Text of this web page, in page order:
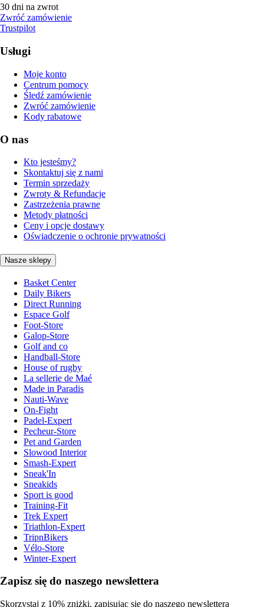
30 dni na zwrot
Zwróć zamówienie
Trustpilot
Usługi
Moje konto
Centrum pomocy
Śledź zamówienie
Zwróć zamówienie
Kody rabatowe
O nas
Kto jesteśmy?
Skontaktuj się z nami
Termin sprzedaży
Zwroty & Refundacje
Zastrzeżenia prawne
Metody płatności
Ceny i opcje dostawy
Oświadczenie o ochronie prywatności
Nasze sklepy
Basket Center
Daily Bikers
Direct Running
Espace Golf
Foot-Store
Galop-Store
Golf and co
Handball-Store
House of rugby
La sellerie de Maé
Made in Paradis
Nauti-Wave
On-Fight
Padel-Expert
Pecheur-Store
Pet and Garden
Slowood Interior
Smash-Expert
Sneak'In
Sneakids
Sport is good
Training-Fit
Trek Expert
Triathlon-Expert
TripnBikers
Vélo-Store
Winter-Expert
Zapisz się do naszego newslettera
Skorzystaj z 10% zniżki, zapisując się do naszego newslettera